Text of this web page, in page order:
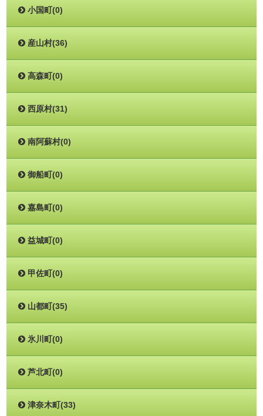
小国町(0)
産山村(36)
高森町(0)
西原村(31)
南阿蘇村(0)
御船町(0)
嘉島町(0)
益城町(0)
甲佐町(0)
山都町(35)
氷川町(0)
芦北町(0)
津奈木町(33)